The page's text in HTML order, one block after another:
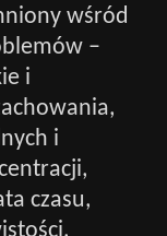
wśród
–
i
i
czasu,